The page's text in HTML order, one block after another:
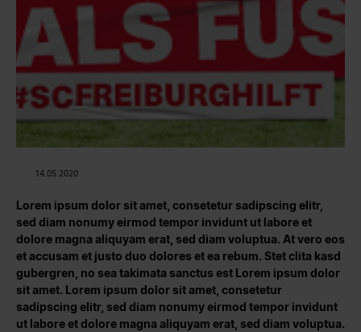
14.05.2020
Lorem ipsum dolor sit amet, consetetur sadipscing elitr,
sed diam nonumy eirmod tempor invidunt ut labore et
dolore magna aliquyam erat, sed diam voluptua. At vero eos
et accusam et justo duo dolores et ea rebum. Stet clita kasd
gubergren, no sea takimata sanctus est Lorem ipsum dolor
sit amet. Lorem ipsum dolor sit amet, consetetur
sadipscing elitr, sed diam nonumy eirmod tempor invidunt
ut labore et dolore magna aliquyam erat, sed diam voluptua.